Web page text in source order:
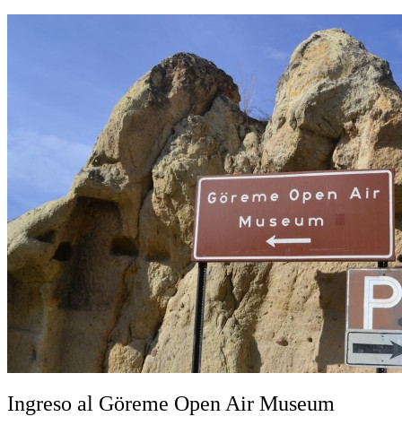
Ingreso al Göreme Open Air Museum